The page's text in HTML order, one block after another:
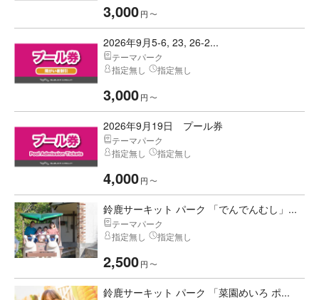
3,000円 〜
2026年9月5-6, 23, 26-2...
テーマパーク
指定無し
指定無し
3,000円 〜
2026年9月19日 プール券
テーマパーク
指定無し
指定無し
4,000円 〜
鈴鹿サーキット パーク 「でんでんむし」...
テーマパーク
指定無し
指定無し
2,500円 〜
鈴鹿サーキット パーク 「菜園めいろ ポ...